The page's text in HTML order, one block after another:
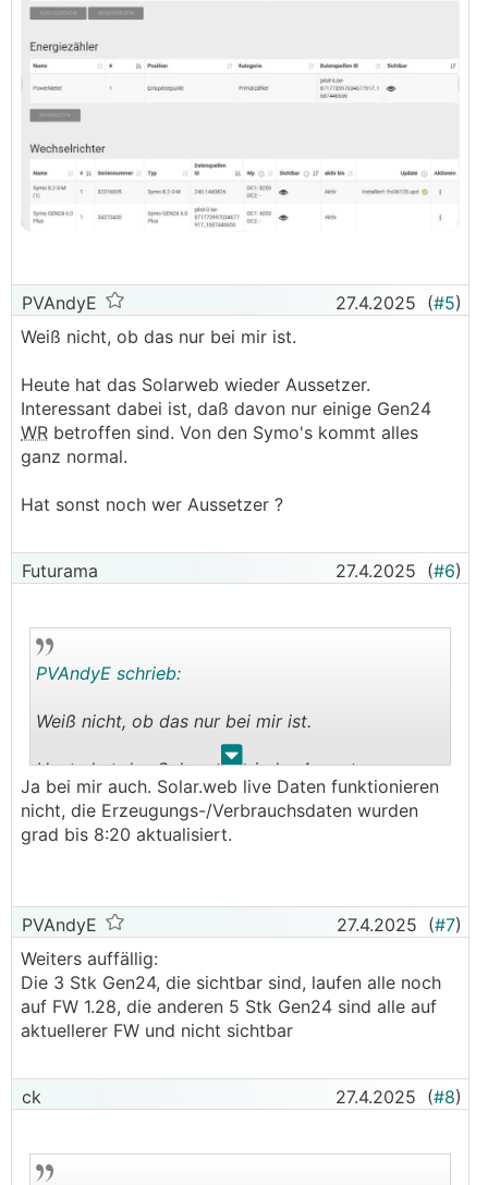
PVAndyE 27.4.2025 (#5)
Weiß nicht, ob das nur bei mir ist.
Heute hat das Solarweb wieder Aussetzer.
Interessant dabei ist, daß davon nur einige Gen24
WR betroffen sind. Von den Symo's kommt alles
ganz normal.
Hat sonst noch wer Aussetzer ?
Futurama 27.4.2025 (#6)
. .
PVAndyE schrieb:
Weiß nicht, ob das nur bei mir ist.
Heute hat das Solarweb wieder Aussetzer.
Interessant dabei ist, daß davon nur einige
Gen24WRbetroffen sind. Von den Symo's
kommt alles ganz normal.
Ja bei mir auch. Solar.web live Daten funktionieren
nicht, die Erzeugungs-/Verbrauchsdaten wurden
grad bis 8:20 aktualisiert.
PVAndyE 27.4.2025 (#7)
Weiters auffällig:
Die 3 Stk Gen24, die sichtbar sind, laufen alle noch
auf FW 1.28, die anderen 5 Stk Gen24 sind alle auf
aktuellerer FW und nicht sichtbar
ck 27.4.2025 (#8)